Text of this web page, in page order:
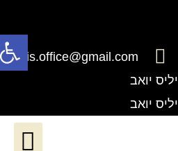
millis.office@gmail.com
יואב
יואב